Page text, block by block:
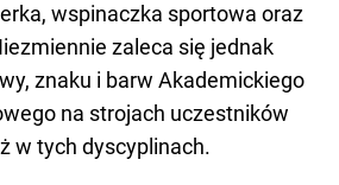
wspinaczka sportowa oraz
zaleca się jednak
znaku i barw Akademickiego
na strojach uczestników
w tych dyscyplinach.